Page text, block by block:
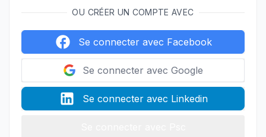
OU CRÉER UN COMPTE AVEC
Se connecter avec Facebook
Se connecter avec Google
Se connecter avec Linkedin